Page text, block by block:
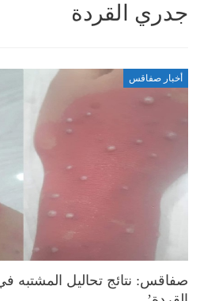
جدري القردة
أخبار صفاقس
صفاقس: نتائج تحاليل المشتبه